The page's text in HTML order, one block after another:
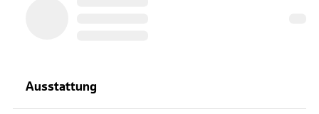
Ausstattung